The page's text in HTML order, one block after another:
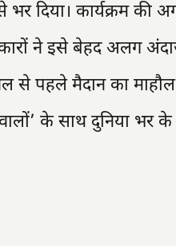
दिया। कार्यक्रम की
ने इसे बेहद अलग
से पहले मैदान का
के साथ दुनिया भर के